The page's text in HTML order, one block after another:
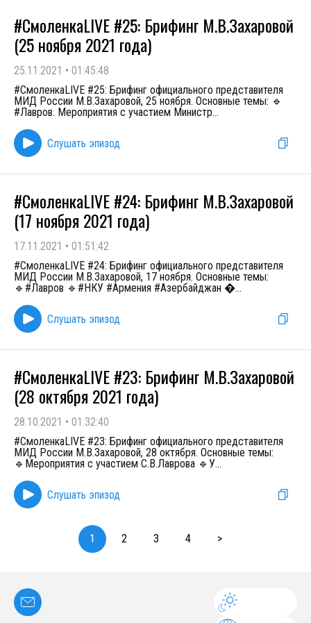
#СмоленкаLIVE #25: Брифинг М.В.Захаровой
(25 ноября 2021 года)
25.11.2021 • 01:45:48
#СмоленкаLIVE #25: Брифинг официального представителя
МИД России М.В.Захаровой, 25 ноября. Основные темы: 🔹
#Лавров. Мероприятия с участием Министр...
Слушать эпизод
#СмоленкаLIVE #24: Брифинг М.В.Захаровой
(17 ноября 2021 года)
17.11.2021 • 01:51:42
#СмоленкаLIVE #24: Брифинг официального представителя
МИД России М.В.Захаровой, 17 ноября. Основные темы:
🔹#Лавров 🔹#НКУ #Армения #Азербайджан ...
Слушать эпизод
#СмоленкаLIVE #23: Брифинг М.В.Захаровой
(28 октября 2021 года)
28.10.2021 • 01:32:40
#СмоленкаLIVE #23: Брифинг официального представителя
МИД России М.В.Захаровой, 28 октября. Основные темы:
🔹Мероприятия с участием С.В.Лаврова 🔹У...
Слушать эпизод
1 2 3 4 >